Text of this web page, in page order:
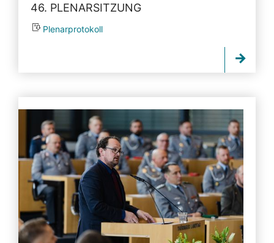
46. PLENARSITZUNG
Plenarprotokoll